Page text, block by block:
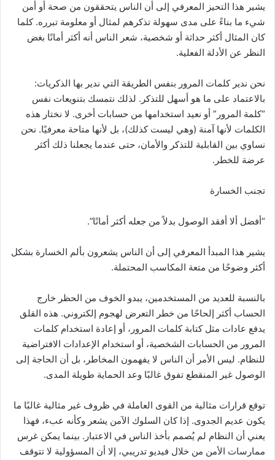
يشير هذا التحيز المعرفي إلى أن الناس يتحققون من صحة أو أمن
شيء ما بناءً على مدى سهولة تذكرهم لمثال أو معلومة تبرره. كلما
كان المثال أكثر حداثة أو شخصية، شعر الناس أنه أكثر أمانًا بغض
النظر عن الأدلة الفعلية.
نحن ندير كلمات المرور بنفس الطريقة التي ندير بها الذكريات:
بالاعتماد على ما هو أسهل للتذكر. لذلك نتمسك بتنويعات نفس
“كلمة المرور” أو نعيد استخدامها من حسابات أخرى. لا نختار هذه
الكلمات لأنها آمنة (وهي ليست كذلك)، بل لأنها متاحة معرفيًا. نحن
نساوي بين القابلية للتذكر والأمان، حتى عندما يجعلنا ذلك أكثر
عرضة للخطر.
تجنب الخسارة
“أفضل ألا أفقد الوصول بدلاً من جعله أكثر أمانًا”.
يشير هذا المبدأ المعرفي إلى أن الناس يشعرون بألم الخسارة بشكل
أكثر وضوحًا من متعة المكاسب المحتملة.
بالنسبة للعديد من المستخدمين، يبدو الخوف من الحظر خارج
الحساب أكثر إلحاحًا من خطر التعرض لهجوم إلكتروني. هذه القلق
يدفع عادات مثل كتابة كلمات المرور، أو إعادة استخدام كلمات
المرور من الحسابات الشخصية، أو استخدام الإعدادات الافتراضية
للنظام. ليس الأمر أن الناس لا يفهمون المخاطر، بل أن الحاجة إلى
الوصول غير المنقطع تفوق غالبًا وعد الحماية طويلة المدى.
توقع قرارات مثالية من القوى العاملة في ظروف غير مثالية غالبًا ما
يكون عديم الجدوى. إذا كان السلوك الآمن يشعر وكأنه عبء، فهذا
يعني أن النظام لم يُصمم بأخذ الناس في الاعتبار. بينما يمكن غرس
ممارسات الأمن من خلال فيديو تدريبي، إلا أن المسؤولية لا تتوقف